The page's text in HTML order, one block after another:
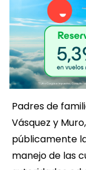
Padres de
Vásquez y
públicamente
manejo de las